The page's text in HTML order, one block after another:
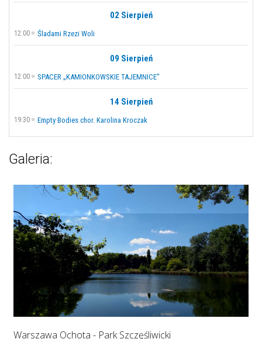
02 Sierpień
12:00 Śladami Rzezi Woli
09 Sierpień
12:00 SPACER „KAMIONKOWSKIE TAJEMNICE”
14 Sierpień
19:30 Empty Bodies chor. Karolina Kroczak
Galeria:
Warszawa Ochota - Park Szczęśliwicki